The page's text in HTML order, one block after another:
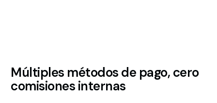
Múltiples métodos de pago, cero
comisiones internas